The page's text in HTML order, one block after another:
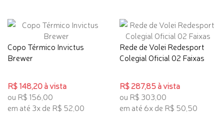
Copo Térmico Invictus
Brewer
R$ 148,20 à vista
ou R$ 156,00
em até 3x de R$ 52,00
Rede de Volei Redesport
Colegial Oficial 02 Faixas
R$ 287,85 à vista
ou R$ 303,00
em até 6x de R$ 50,50